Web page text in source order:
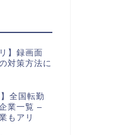
】録画面
対策方法に
全国転勤
業一覧 –
もアリ